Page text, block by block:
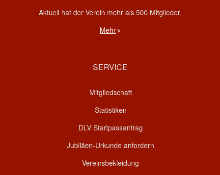
Aktuell hat der Verein mehr als 500 Mitglieder.
Mehr
SERVICE
Mitgliedschaft
Statistiken
DLV Startpassantrag
Jubiläen-Urkunde anfordern
Vereinsbekleidung